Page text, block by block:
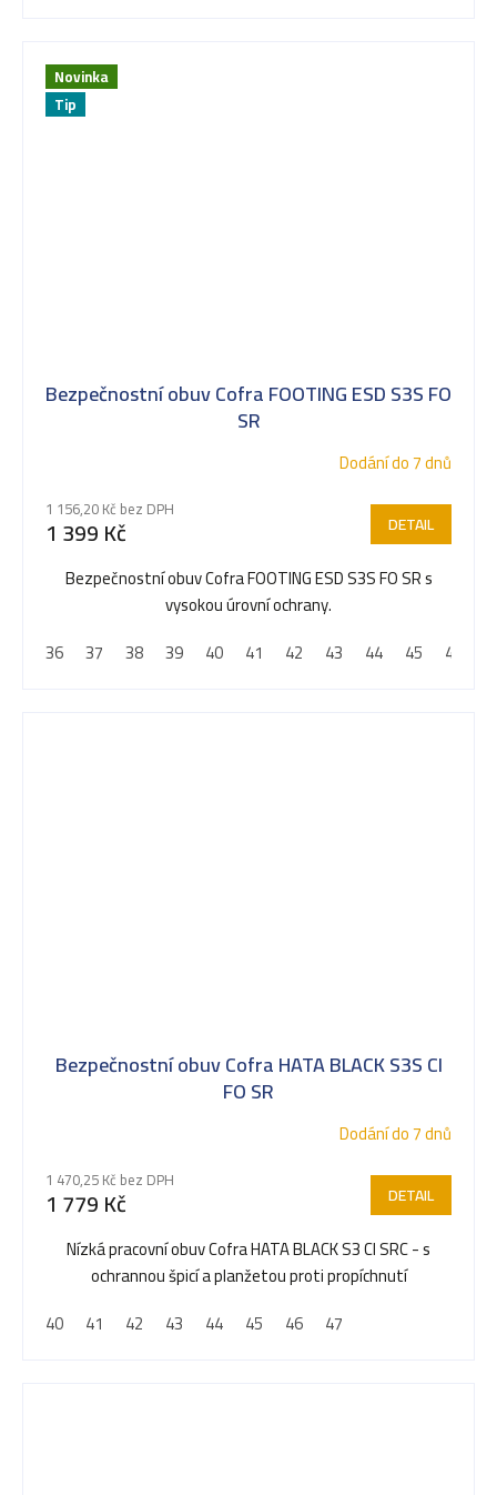
Novinka
Tip
Bezpečnostní obuv Cofra FOOTING ESD S3S FO
SR
Dodání do 7 dnů
1 156,20 Kč bez DPH
1 399 Kč DETAIL
Bezpečnostní obuv Cofra FOOTING ESD S3S FO SR s
vysokou úrovní ochrany.
36
37 38 39 40 41 42 43 44 45 46
Bezpečnostní obuv Cofra HATA BLACK S3S CI
FO SR
Dodání do 7 dnů
1 470,25 Kč bez DPH
1 779 Kč DETAIL
Nízká pracovní obuv Cofra HATA BLACK S3 CI SRC - s
ochrannou špicí a planžetou proti propíchnutí
40
41 42 43 44 45 46 47